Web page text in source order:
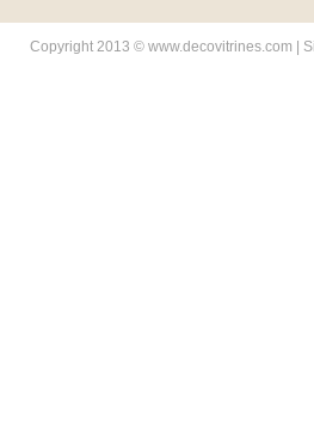
Copyright 2013 © www.decovitrines.com |